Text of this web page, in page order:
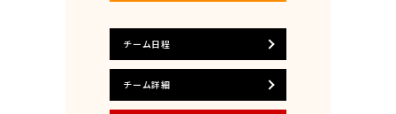
チーム日程
チーム詳細